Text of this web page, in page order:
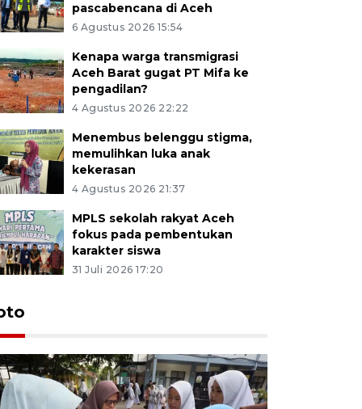
pascabencana di Aceh
6 Agustus 2026 15:54
Kenapa warga transmigrasi
Aceh Barat gugat PT Mifa ke
pengadilan?
4 Agustus 2026 22:22
Menembus belenggu stigma,
memulihkan luka anak
kekerasan
4 Agustus 2026 21:37
MPLS sekolah rakyat Aceh
fokus pada pembentukan
karakter siswa
31 Juli 2026 17:20